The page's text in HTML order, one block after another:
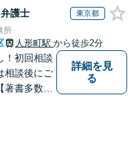
弁護士 東京都
所
人形町駅 から徒歩2分
！初回相談
相談後にご
書多数】
詳細を見
る